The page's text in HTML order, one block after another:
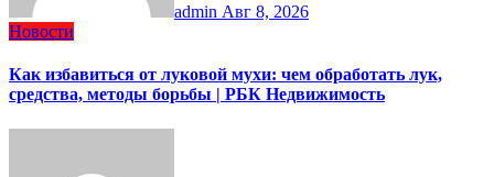
admin Авг 8, 2026
Новости
Как избавиться от луковой мухи: чем обработать лук,
средства, методы борьбы | РБК Недвижимость